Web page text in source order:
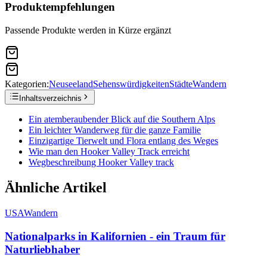
Produktempfehlungen
Passende Produkte werden in Kürze ergänzt
Kategorien:NeuseelandSehenswürdigkeitenStädteWandern
Inhaltsverzeichnis
Ein atemberaubender Blick auf die Southern Alps
Ein leichter Wanderweg für die ganze Familie
Einzigartige Tierwelt und Flora entlang des Weges
Wie man den Hooker Valley Track erreicht
Wegbeschreibung Hooker Valley track
Ähnliche Artikel
USAWandern
Nationalparks in Kalifornien - ein Traum für
Naturliebhaber